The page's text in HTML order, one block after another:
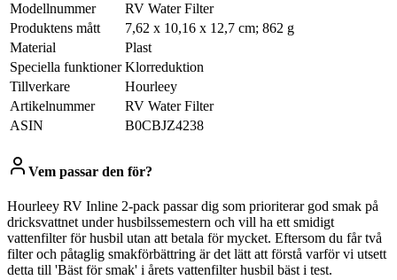
Modellnummer
‎RV Water Filter
Produktens mått
‎7,62 x 10,16 x 12,7 cm; 862 g
Material
‎Plast
Speciella funktioner ‎Klorreduktion
Tillverkare
‎Hourleey
Artikelnummer
‎RV Water Filter
ASIN
‎B0CBJZ4238
Vem passar den för?
Hourleey RV Inline 2-pack passar dig som prioriterar god smak på
dricksvattnet under husbilssemestern och vill ha ett smidigt
vattenfilter för husbil utan att betala för mycket. Eftersom du får två
filter och påtaglig smakförbättring är det lätt att förstå varför vi utsett
detta till 'Bäst för smak' i årets vattenfilter husbil bäst i test.